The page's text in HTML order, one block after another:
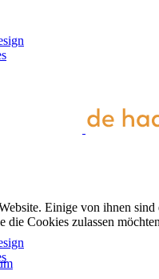
Einige von ihnen
die Cookies zulassen